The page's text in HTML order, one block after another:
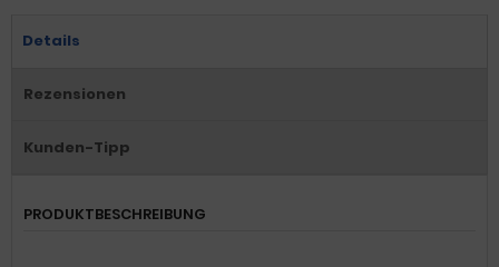
Details
Rezensionen
Kunden-Tipp
PRODUKTBESCHREIBUNG